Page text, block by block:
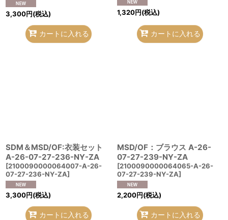
3,300円(税込)
カートに入れる
1,320円(税込)
カートに入れる
SDM＆MSD/OF:衣装セット
A-26-07-27-236-NY-ZA
[2100090000064007-A-26-
07-27-236-NY-ZA]
3,300円(税込)
カートに入れる
MSD/OF：ブラウス A-26-
07-27-239-NY-ZA
[2100090000064065-A-26-
07-27-239-NY-ZA]
2,200円(税込)
カートに入れる